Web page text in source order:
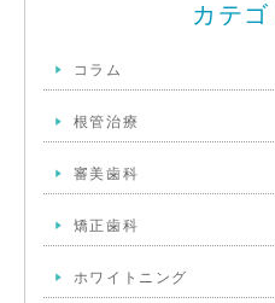
カテ
コラム
根管治療
審美歯科
矯正歯科
ホワイトニング